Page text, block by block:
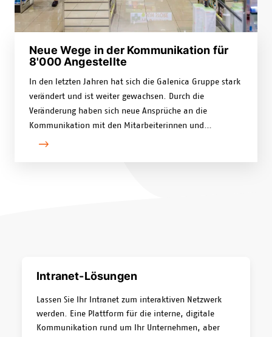
Neue Wege in der Kommunikation für
8'000 Angestellte
In den letzten Jahren hat sich die Galenica Gruppe stark
verändert und ist weiter gewachsen. Durch die
Veränderung haben sich neue Ansprüche an die
Kommunikation mit den Mitarbeiterinnen und
Mitarbeitern und somit auch ans Intranet ergeben.
Intranet-Lösungen
Lassen Sie Ihr Intranet zum interaktiven Netzwerk
werden. Eine Plattform für die interne, digitale
Kommunikation rund um Ihr Unternehmen, aber